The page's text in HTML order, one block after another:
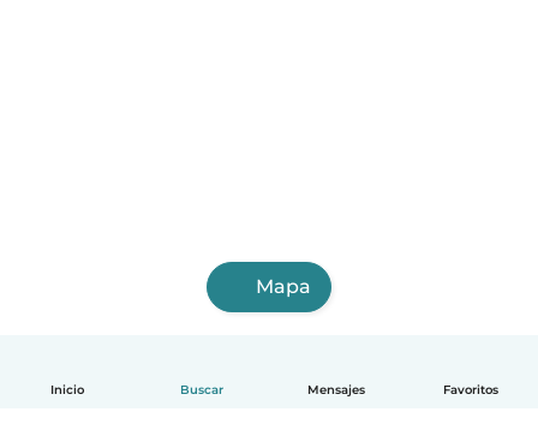
Inicio Buscar Mensajes Favoritos
Mapa